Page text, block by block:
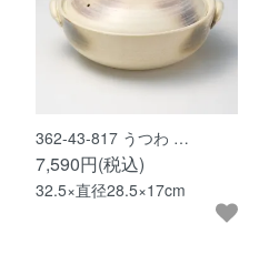
362-43-817 うつわ …
7,590円(税込)
32.5×直径28.5×17cm